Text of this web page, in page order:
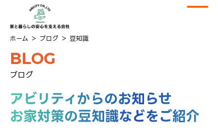
ホーム ＞ ブログ ＞ 豆知識
BLOG
ブログ
アビリティからのお知らせ
お家対策の豆知識などをご紹介